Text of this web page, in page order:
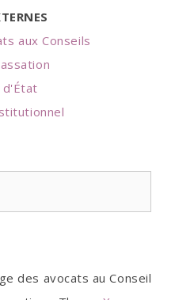
aux Conseils
d'État
des avocats au Conseil